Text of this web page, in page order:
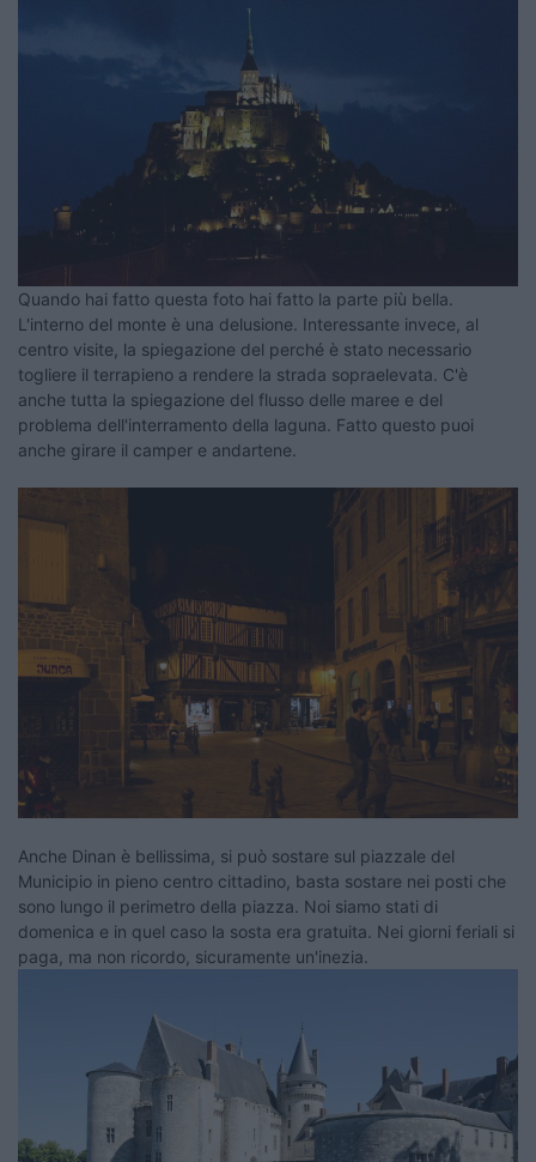
Quando hai fatto questa foto hai fatto la parte più bella.
L'interno del monte è una delusione. Interessante invece, al
centro visite, la spiegazione del perché è stato necessario
togliere il terrapieno a rendere la strada sopraelevata. C'è
anche tutta la spiegazione del flusso delle maree e del
problema dell'interramento della laguna. Fatto questo puoi
anche girare il camper e andartene.
Anche Dinan è bellissima, si può sostare sul piazzale del
Municipio in pieno centro cittadino, basta sostare nei posti che
sono lungo il perimetro della piazza. Noi siamo stati di
domenica e in quel caso la sosta era gratuita. Nei giorni feriali si
paga, ma non ricordo, sicuramente un'inezia.